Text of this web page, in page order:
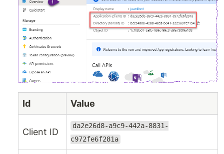
Id Value
Client ID
da2e26d8-a9c9-442a-8831-
c972fe6f281a